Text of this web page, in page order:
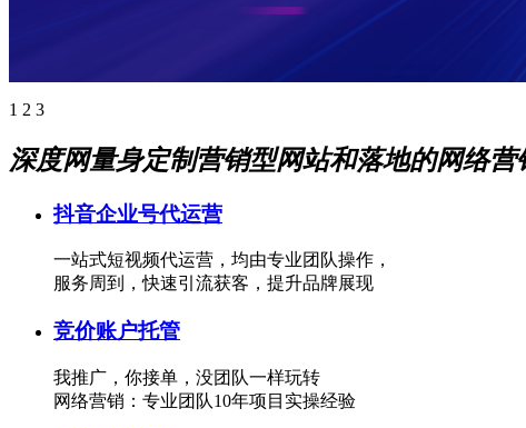
1 2 3
深度网量身定制营销型网站和落地的网络营
抖音企业号代运营
一站式短视频代运营，均由专业团队操作，
服务周到，快速引流获客，提升品牌展现
竞价账户托管
我推广，你接单，没团队一样玩转
网络营销：专业团队10年项目实操经验